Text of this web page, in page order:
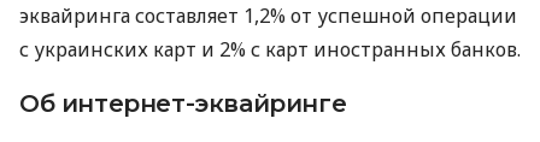
эквайринга составляет 1,2% от успешной операции
с украинских карт и 2% с карт иностранных банков.
Об интернет-эквайринге